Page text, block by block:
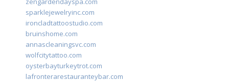
sparklejewelryinc.com
ironcladtattoostudio.com
bruinshome.com
annascleaningsvc.com
wolfcitytattoo.com
oysterbayturkeytrot.com
lafronterarestauranteybar.com